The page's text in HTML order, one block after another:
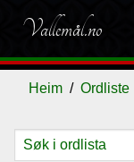
Vallemål.no
Heim Ordliste